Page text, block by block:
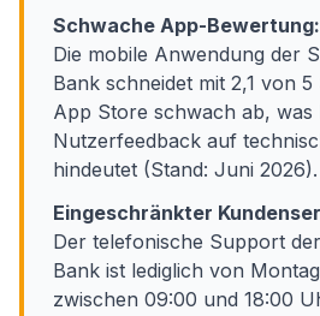
Schwache App-Bewertung:
Die mobile Anwendung der
Bank schneidet mit 2,1 von 5
App Store schwach ab, was
Nutzerfeedback auf
hindeutet (Stand: Juni 2026).
Eingeschränkter
Der telefonische Support
Bank ist lediglich von
zwischen 09:00 und 18:00